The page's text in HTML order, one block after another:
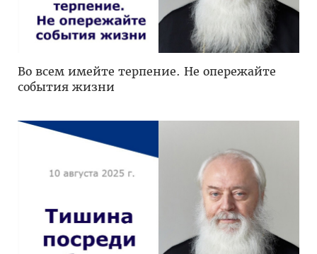
Во всем имейте терпение. Не опережайте
события жизни